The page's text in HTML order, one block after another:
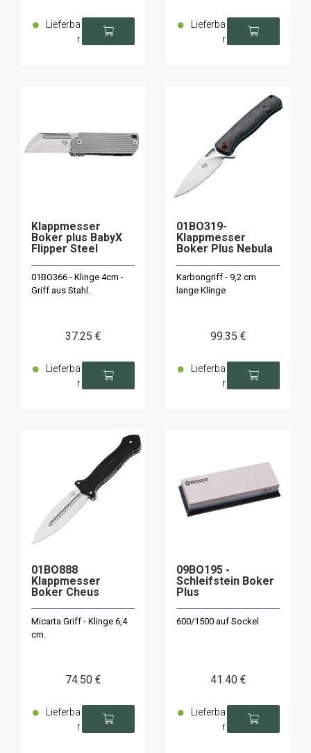
Lieferba
r
Lieferba
r
Klappmesser
Boker plus BabyX
Flipper Steel
01BO366 - Klinge 4cm -
Griff aus Stahl.
37.25 €
Lieferba
r
01BO319-
Klappmesser
Boker Plus Nebula
Karbongriff - 9,2 cm
lange Klinge
99.35 €
Lieferba
r
01BO888
Klappmesser
Boker Cheus
Micarta Griff - Klinge 6,4
cm.
74.50 €
Lieferba
r
09BO195 -
Schleifstein Boker
Plus
600/1500 auf Sockel
41.40 €
Lieferba
r